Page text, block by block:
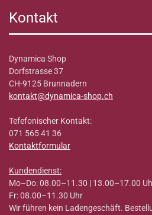
Kontakt
Dynamica Shop
Dorfstrasse 37
CH-9125 Brunnadern
kontakt@dynamica-shop.ch
Tefefonischer Kontakt:
071 565 41 36
Kontaktformular
Kundendienst:
Mo–Do: 08.00–11.30 | 13.00–17.00
Fr: 08.00–11.30 Uhr
Wir führen kein Ladengeschäft.